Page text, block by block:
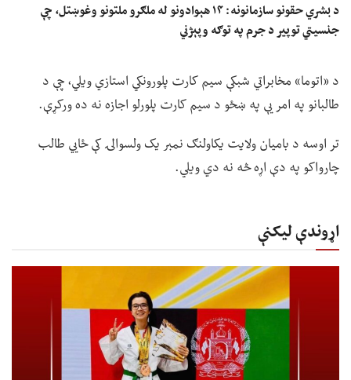
د بشري حقونو سازمانونه: ۱۴ هېوادونو له ملګرو ملتونو وغوښتل، چې
جنسیتي توپير د جرم په توګه وپېژني
د «اتوما» مخابراتي شبکې سیم کارت پلورونکي استازي ویلي، چې د
طالبانو په امر یې په ښځو د سیم کارت پلورلو اجازه نه ده ورکړې.
تر اوسه د بامیان ولایت یکاولنګ نمبر یک ولسوالۍ کې ځايي طالب
چارواکو په دې اړه څه نه دي ویلي.
اړوندې لیکنې